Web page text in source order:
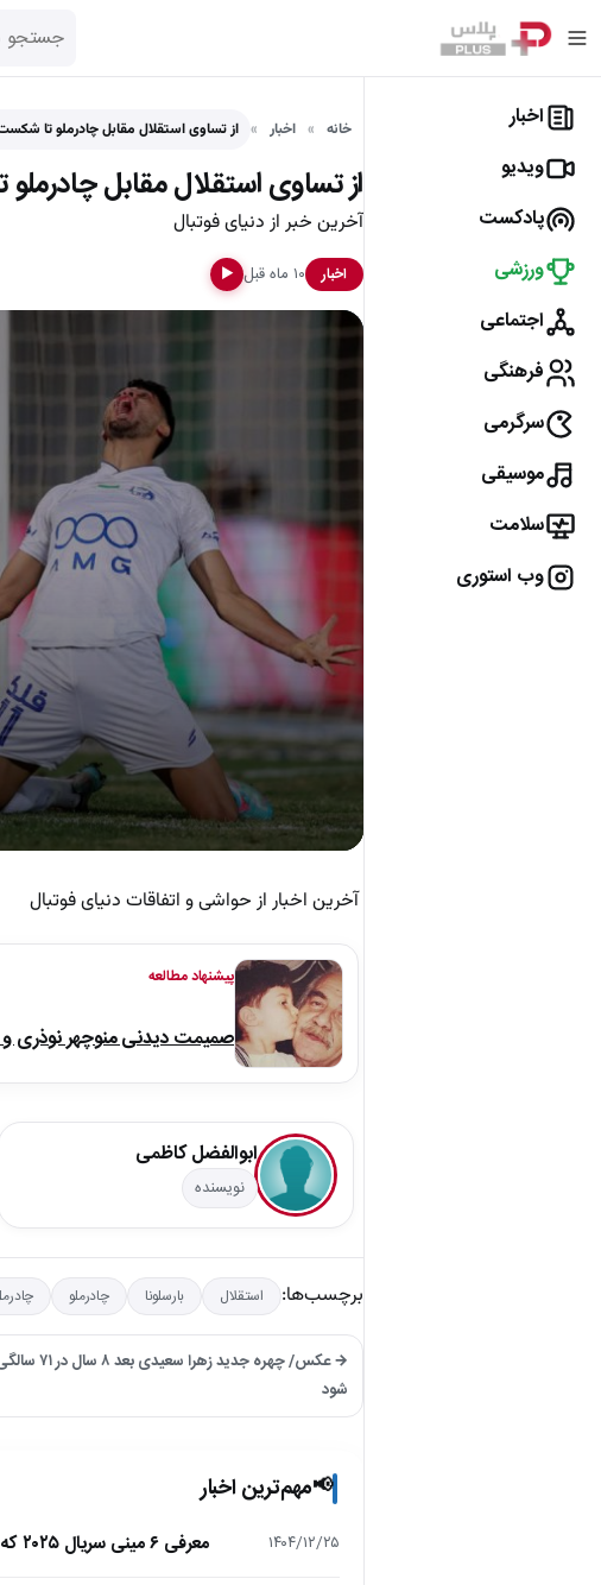
اخبار
ویدیو
پادکست
ورزشی
اجتماعی
فرهنگی
سرگرمی
موسیقی
سلامت
وب استوری
خانه اخبار از تساوی استقلال مقابل چادرملو تا
از تساوی استقلال مقابل
آخرین خبر از دنیای فوتبال
اخبار ۱۰ ماه قبل ▶
آخرین اخبار از حواشی و اتفاقات دنیای فوتبال
پیشنهاد مطالعه
صمیمت دیدنی منوچهر نوذری و
ابوالفضل کاظمی
نویسنده
برچسب‌ها: استقلال بارسلونا چادرملو
→ عکس/ چهره
شود
📢مهم‌ترین اخبار
۱۴۰۴/۱۲/۲۵ معرفی ۶ مینی سریال ۲۰۲۵ که نباید از دست بدهید!